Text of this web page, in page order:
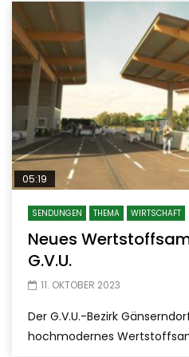
05:19
SENDUNGEN THEMA WIRTSCHAFT
Neues
G.V.U.
11. OKTOBER 2023
Der G.V.U.-Bezirk
hochmodernes